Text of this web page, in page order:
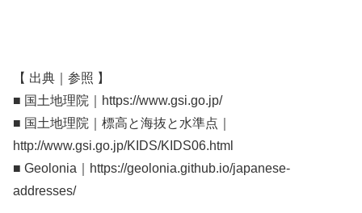
【 出典｜参照 】
■ 国土地理院｜https://www.gsi.go.jp/
■ 国土地理院｜標高と海抜と水準点｜
http://www.gsi.go.jp/KIDS/KIDS06.html
■ Geolonia｜https://geolonia.github.io/japanese-
addresses/